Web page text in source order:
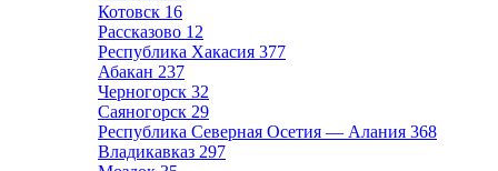
Котовск 16
Рассказово 12
Республика Хакасия 377
Абакан 237
Черногорск 32
Саяногорск 29
Республика Северная Осетия — Алания 368
Владикавказ 297